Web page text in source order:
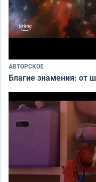
АВТОРСКОЕ
Благие знамения: от